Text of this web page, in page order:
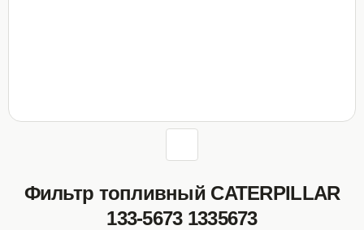
Фильтр топливный CATERPILLAR
133-5673 1335673